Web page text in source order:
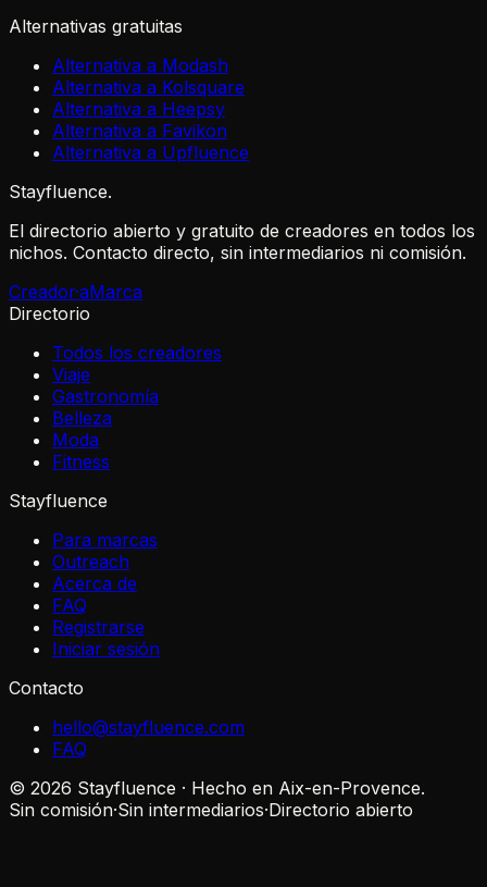
Alternativas gratuitas
Alternativa a Modash
Alternativa a Kolsquare
Alternativa a Heepsy
Alternativa a Favikon
Alternativa a Upfluence
Stayfluence.
El directorio abierto y gratuito de creadores en todos los
nichos. Contacto directo, sin intermediarios ni comisión.
Creador·aMarca
Directorio
Todos los creadores
Viaje
Gastronomía
Belleza
Moda
Fitness
Stayfluence
Para marcas
Outreach
Acerca de
FAQ
Registrarse
Iniciar sesión
Contacto
hello@stayfluence.com
FAQ
© 2026 Stayfluence · Hecho en Aix-en-Provence.
Sin comisión·Sin intermediarios·Directorio abierto